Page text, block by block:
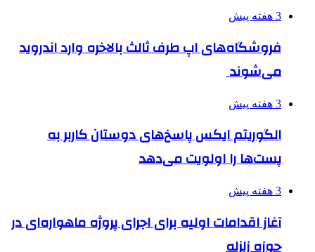
3 هفته پیش
فروشگاه‌های اپ طرف ثالث بالاخره وارد اندروید
می‌شوند
3 هفته پیش
الگوریتم ایکس پاسخ‌های دوستان کاربر به
پست‌ها را اولویت می‌دهد
3 هفته پیش
آغاز اقدامات اولیه برای اجرای پروژه ماهواره‌ای در
حوزه زلزله